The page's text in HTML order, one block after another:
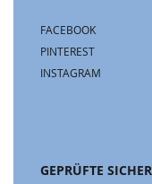
FACEBOOK
PINTEREST
INSTAGRAM
GEPRÜFTE